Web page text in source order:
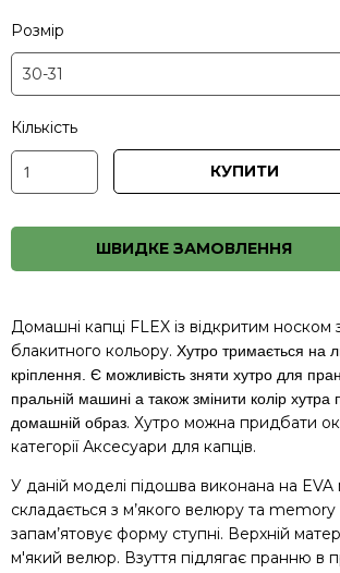
Розмір
Кількість
КУПИТИ
ШВИДКЕ ЗАМОВЛЕННЯ
Домашні капці FLEX із відкритим
блакитного кольору. Хутро тримається на
кріплення. Є можливість зняти хутро для
пральній машині а також змінити колір хутра
домашній образ. Хутро можна придбати
категоріїАксесуари для капців.
У даній моделі підошва виконана на EVA
складається з м’якого велюру та memory
запам’ятовує форму ступні. Верхній
м'який велюр. Взуття підлягає пранню в